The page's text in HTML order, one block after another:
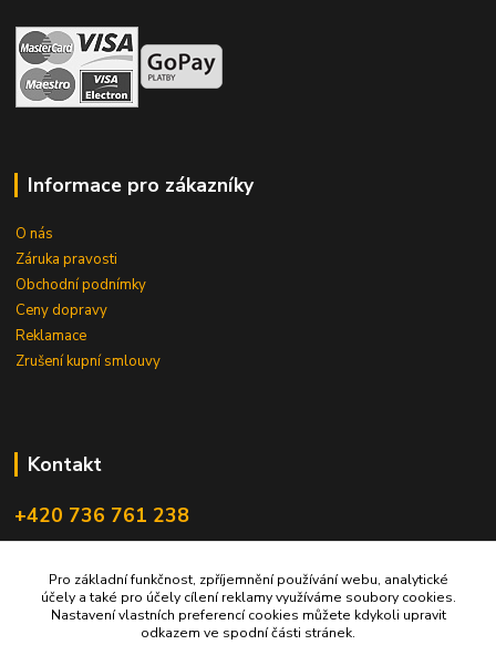
Informace pro zákazníky
O nás
Záruka pravosti
Obchodní podnímky
Ceny dopravy
Reklamace
Zrušení kupní smlouvy
Kontakt
+420 736 761 238
Pro základní funkčnost, zpříjemnění používání webu, analytické
účely a také pro účely cílení reklamy využíváme soubory cookies.
Nastavení vlastních preferencí cookies můžete kdykoli upravit
odkazem ve spodní části stránek.